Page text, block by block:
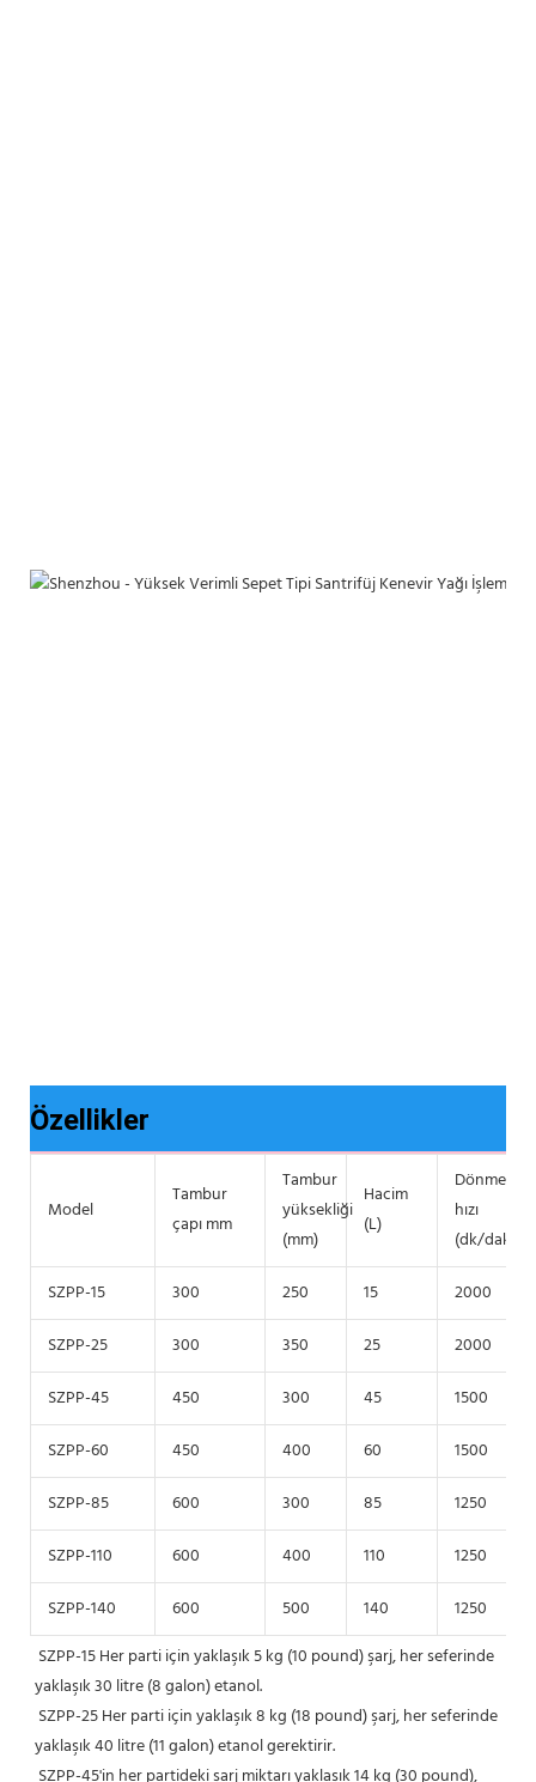
Özellikler
Model
Tambur
çapı mm
Tambur
yüksekliği
(mm)
Hacim
(L)
Dönme
hızı
(dk/dakika)
SZPP-15
300 250 15
2000
SZPP-25
300 350 25
2000
SZPP-45
450 300 45
1500
SZPP-60
450 400 60
1500
SZPP-85
600 300 85
1250
SZPP-110
600 400 110
1250
SZPP-140
600 500 140
1250
SZPP-15 Her parti için yaklaşık 5 kg (10 pound) şarj, her seferinde
yaklaşık 30 litre (8 galon) etanol.
yaklaşık 40 litre (11 galon) etanol gerektirir.